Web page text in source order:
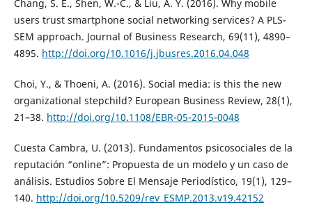
Chang, S. E., Shen, W.-C., & Liu, A. Y. (2016). Why mobile
users trust smartphone social networking services? A PLS-
SEM approach. Journal of Business Research, 69(11), 4890–
4895. http://doi.org/10.1016/j.jbusres.2016.04.048
Choi, Y., & Thoeni, A. (2016). Social media: is this the new
organizational stepchild? European Business Review, 28(1),
21–38. http://doi.org/10.1108/EBR-05-2015-0048
Cuesta Cambra, U. (2013). Fundamentos psicosociales de la
reputación “online”: Propuesta de un modelo y un caso de
análisis. Estudios Sobre El Mensaje Periodístico, 19(1), 129–
140. http://doi.org/10.5209/rev_ESMP.2013.v19.42152